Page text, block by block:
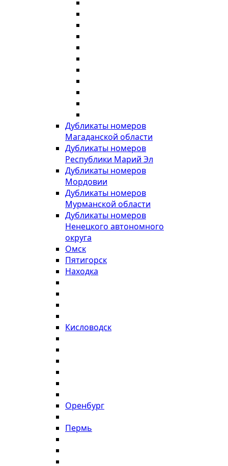
Дубликаты номеров
Магаданской области
Дубликаты номеров
Республики Марий Эл
Дубликаты номеров
Мордовии
Дубликаты номеров
Мурманской области
Дубликаты номеров
Ненецкого автономного
округа
Омск
Пятигорск
Находка
Кисловодск
Оренбург
Пермь